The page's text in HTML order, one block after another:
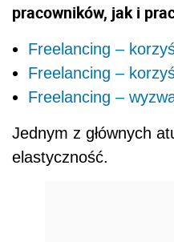
pracowników, jak i
Freelancing –
Freelancing –
Freelancing –
Jednym z głównych
elastyczność.